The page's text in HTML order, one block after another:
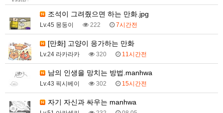
조석이 그려줬으면 하는 만화.jpg
Lv.45 몽둥이 222 7시간전
[만화] 고양이 응가하는 만화
Lv.24 라카라카 320 11시간전
남의 인생을 망치는 방법.manhwa
Lv.43 픽시베이 302 15시간전
자기 자신과 싸우는 manhwa